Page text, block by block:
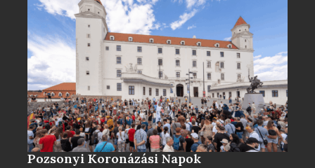
Pozsonyi Koronázási Napok